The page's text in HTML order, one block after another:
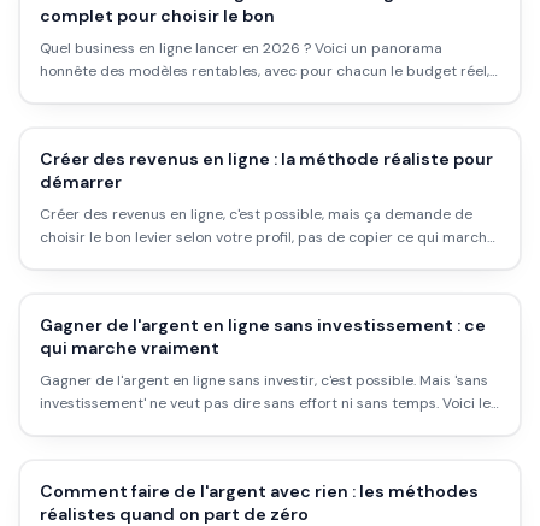
complet pour choisir le bon
Quel business en ligne lancer en 2026 ? Voici un panorama
honnête des modèles rentables, avec pour chacun le budget réel,
Créer des revenus en ligne : la méthode réaliste pour
démarrer
Créer des revenus en ligne, c'est possible, mais ça demande de
choisir le bon levier selon votre profil, pas de copier ce qui marche
Gagner de l'argent en ligne sans investissement : ce
qui marche vraiment
Gagner de l'argent en ligne sans investir, c'est possible. Mais 'sans
investissement' ne veut pas dire sans effort ni sans temps. Voici les
Comment faire de l'argent avec rien : les méthodes
réalistes quand on part de zéro